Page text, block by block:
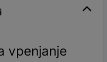
vpenjanje